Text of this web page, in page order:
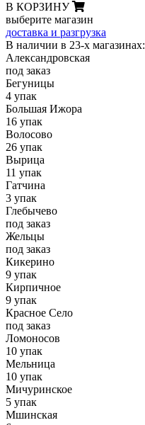
В КОРЗИНУ
выберите магазин
доставка и разгрузка
В наличии в 23-х магазинах:
Александровская
под заказ
Бегуницы
4 упак
Большая Ижора
16 упак
Волосово
26 упак
Вырица
11 упак
Гатчина
3 упак
Глебычево
под заказ
Жельцы
под заказ
Кикерино
9 упак
Кирпичное
9 упак
Красное Село
под заказ
Ломоносов
10 упак
Мельница
10 упак
Мичуринское
5 упак
Мшинская